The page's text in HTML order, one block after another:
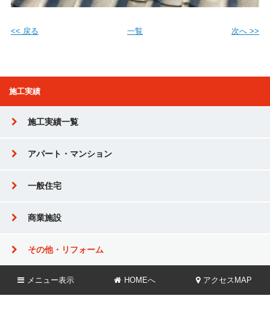
<< 戻る 一覧 次へ >>
施工実績
施工実績一覧
アパート・マンション
一般住宅
商業施設
その他・リフォーム
メニュー表示 HOMEへ アクセスMAP